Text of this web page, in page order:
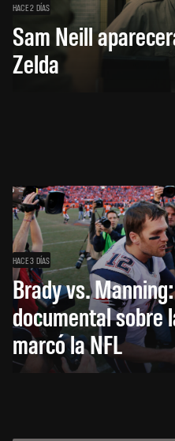
HACE 2 DÍAS
Sam Neill
Zelda
HACE 3 DÍAS
Brady vs.
documental sobre
marcó la NFL